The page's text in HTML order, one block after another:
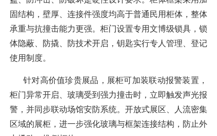
固结构，壁厚、连接件强度均高于普通民用柜体，整体
承重与抗撞击能力更强。柜门设置专用文博级锁具，锁
体隐蔽、防撬、防技术开启，钥匙实行专人管理、登记
使用制度。
针对高价值珍贵展品，展柜可加装联动报警装置，
柜门异常开启、玻璃受到强力撞击时，立即触发声光报
警，并同步联动场馆安防系统。开放式展区、人流密集
区域的展柜，进一步强化玻璃与框架连接结构，防止外